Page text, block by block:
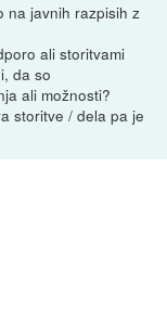
na javnih razpisih z
ali storitvami
da so
ali možnosti?
storitve / dela pa je